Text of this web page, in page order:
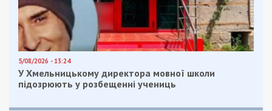
5/08/2026 - 13:24
У Хмельницькому директора мовної школи
підозрюють у розбещенні учениць